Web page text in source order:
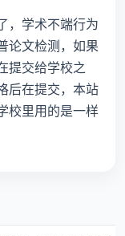
，学术不端行为
论文检测，如果
提交给学校之
后在提交，本站
校里用的是一样